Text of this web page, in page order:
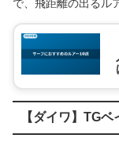
で、飛距離の出るル
【ダイワ】TGベ